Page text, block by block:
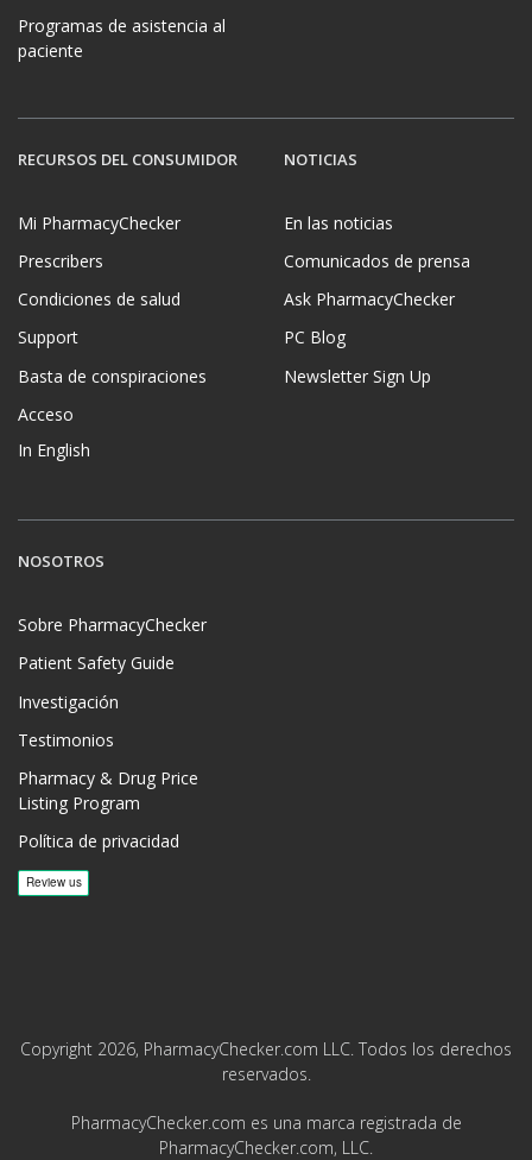
Programas de asistencia al
paciente
RECURSOS DEL CONSUMIDOR
Mi PharmacyChecker
Prescribers
Condiciones de salud
Support
Basta de conspiraciones
Acceso
In English
NOTICIAS
En las noticias
Comunicados de prensa
Ask PharmacyChecker
PC Blog
Newsletter Sign Up
NOSOTROS
Sobre PharmacyChecker
Patient Safety Guide
Investigación
Testimonios
Pharmacy & Drug Price
Listing Program
Política de privacidad
Copyright 2026, PharmacyChecker.com LLC. Todos los derechos
reservados.
PharmacyChecker.com es una marca registrada de
PharmacyChecker.com, LLC.